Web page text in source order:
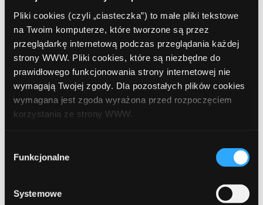
Pliki cookies (czyli „ciasteczka”) to małe pliki tekstowe
na Twoim komputerze, które tworzone są przez
przeglądarkę internetową podczas przeglądania każdej
strony WWW. Pliki cookies, które są niezbędne do
prawidłowego funkcjonowania strony internetowej nie
wymagają Twojej zgody. Dla pozostałych plików cookies
wymagana jest zgoda wyrażona przed rozpoczęciem
korzystania ze strony WWW.
formy korzystania z plików cookies. Więcej:
Polityka
zgody
Funkcjonalne
Systemowe
Leave a comment
Comment Required